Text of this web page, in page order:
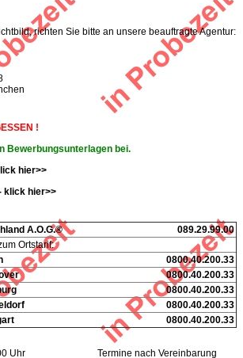
richten Sie bitte an unsere beauftragte Agentur:
!
Bewerbungsunterlagen bei.
hier>>
klick hier>>
A.O.G.®
089.29.99.00
Ortstarif:
0800.40.200.33
0800.40.200.33
0800.40.200.33
0800.40.200.33
0800.40.200.33
Uhr Termine nach Vereinbarung